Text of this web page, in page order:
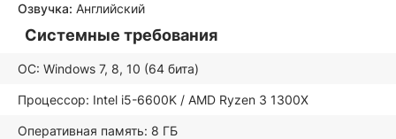
Озвучка: Английский
Системные требования
ОС: Windows 7, 8, 10 (64 бита)
Процессор: Intel i5-6600K / AMD Ryzen 3 1300X
Оперативная память: 8 ГБ